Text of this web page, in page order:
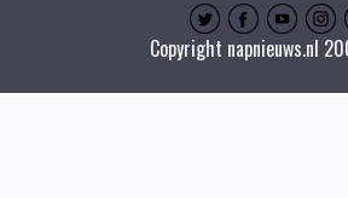
Copyright napnieuws.nl